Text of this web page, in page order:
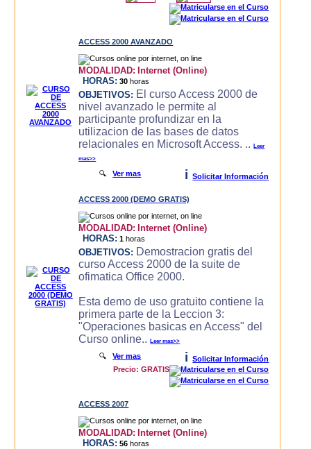
ACCESS 2000 AVANZADO
MODALIDAD: Internet (Online)
HORAS: 30 horas
OBJETIVOS: El curso Access 2000 de
nivel avanzado le permite al
participante profundizar en la
utilizacion de las bases de datos
relacionales en Microsoft Access. ..Leer
mas>>
🔍Ver mas i Solicitar Información
ACCESS 2000 (DEMO GRATIS)
MODALIDAD: Internet (Online)
HORAS: 1 horas
OBJETIVOS: Demostracion gratis del
curso Access 2000 de la suite de
ofimatica Office 2000.
Esta demo de uso gratuito contiene la
primera parte de la Leccion 3:
"Operaciones basicas en Access" del
Curso online..Leer mas>>
🔍Ver mas i
Solicitar Información
Precio: GRATIS
ACCESS 2007
MODALIDAD: Internet (Online)
HORAS: 56 horas